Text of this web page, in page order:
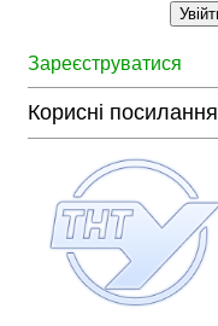
Зареєструватися
Корисні посилання